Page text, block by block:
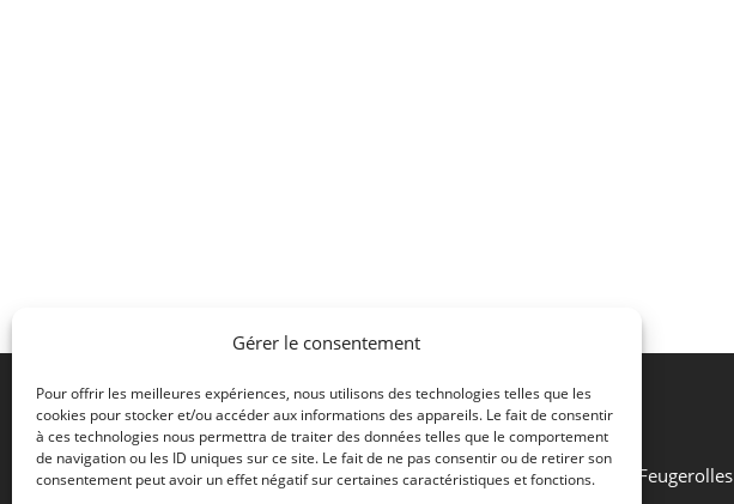
Gérer le consentement
Pour offrir les meilleures expériences, nous utilisons des technologies telles que les
cookies pour stocker et/ou accéder aux informations des appareils. Le fait de consentir
à ces technologies nous permettra de traiter des données telles que le comportement
de navigation ou les ID uniques sur ce site. Le fait de ne pas consentir ou de retirer son
consentement peut avoir un effet négatif sur certaines caractéristiques et fonctions.
2 rue de la Bargette
42500 Le Chambon-Feugerolles